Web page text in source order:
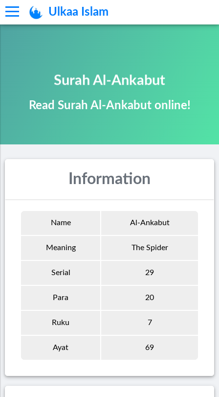
Ulkaa Islam
Surah Al-Ankabut
Read Surah Al-Ankabut online!
Information
Name Al-Ankabut
Meaning The Spider
Serial 29
Para 20
Ruku 7
Ayat 69